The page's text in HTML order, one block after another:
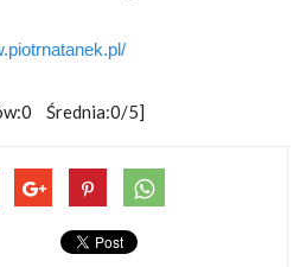
Średnia:0/5]